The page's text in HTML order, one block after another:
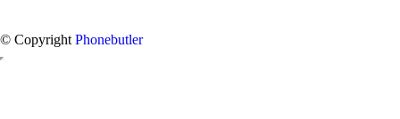
© Copyright Phonebutler